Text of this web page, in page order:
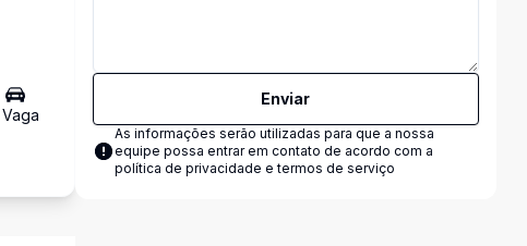
Vaga
Enviar
As informações serão utilizadas para que a nossa
equipe possa entrar em contato de acordo com a
política de privacidade e termos de serviço